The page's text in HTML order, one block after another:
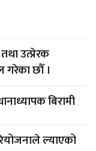
उत्प्रेरक
छौँ ।
बिरामी
ल्याएको